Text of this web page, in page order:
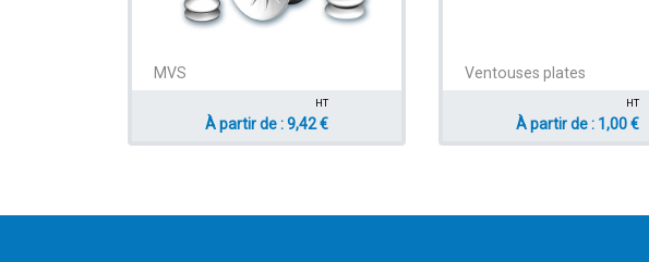
MVS
HT
À partir de : 9,42 €
Ventouses plates
HT
À partir de : 1,00 €